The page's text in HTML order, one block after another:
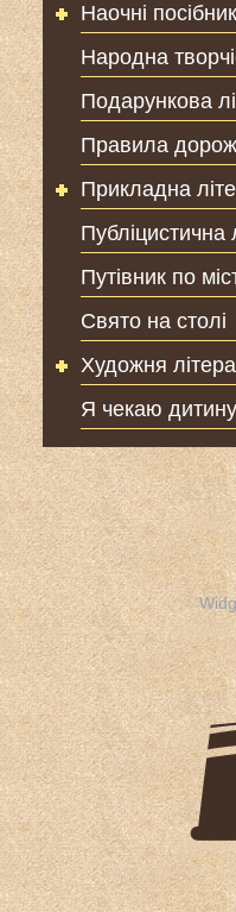
Наочні
Народна
Подарункова
Правила
Прикладна
Публіцистична
Путівник по
Свято на столі
Художня
Я чекаю дитину